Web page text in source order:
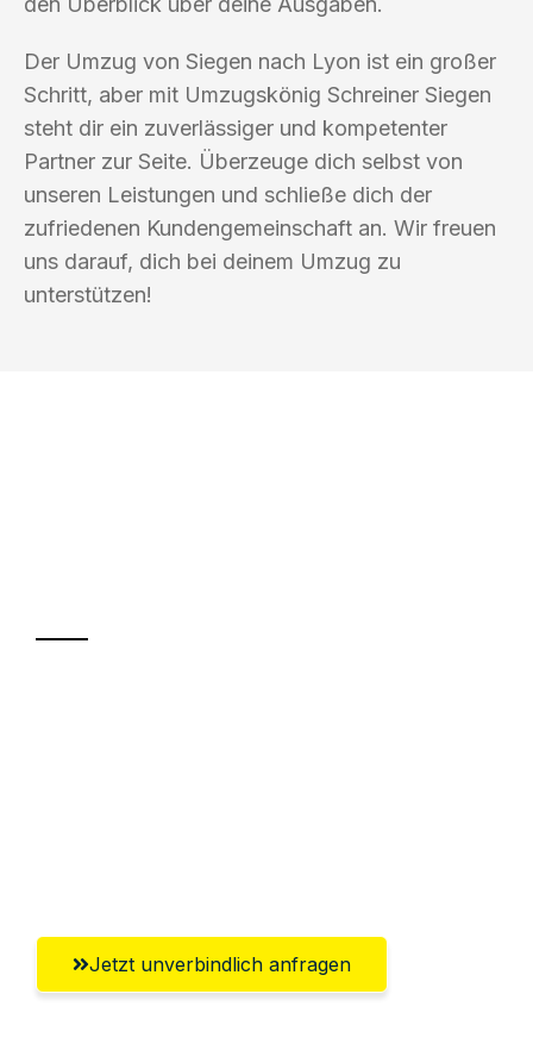
Der Umzug von Siegen nach Lyon ist ein großer
Schritt, aber mit Umzugskönig Schreiner Siegen
steht dir ein zuverlässiger und kompetenter
Partner zur Seite. Überzeuge dich selbst von
unseren Leistungen und schließe dich der
zufriedenen Kundengemeinschaft an. Wir freuen
uns darauf, dich bei deinem Umzug zu
unterstützen!
Jetzt unverbindlich anfragen